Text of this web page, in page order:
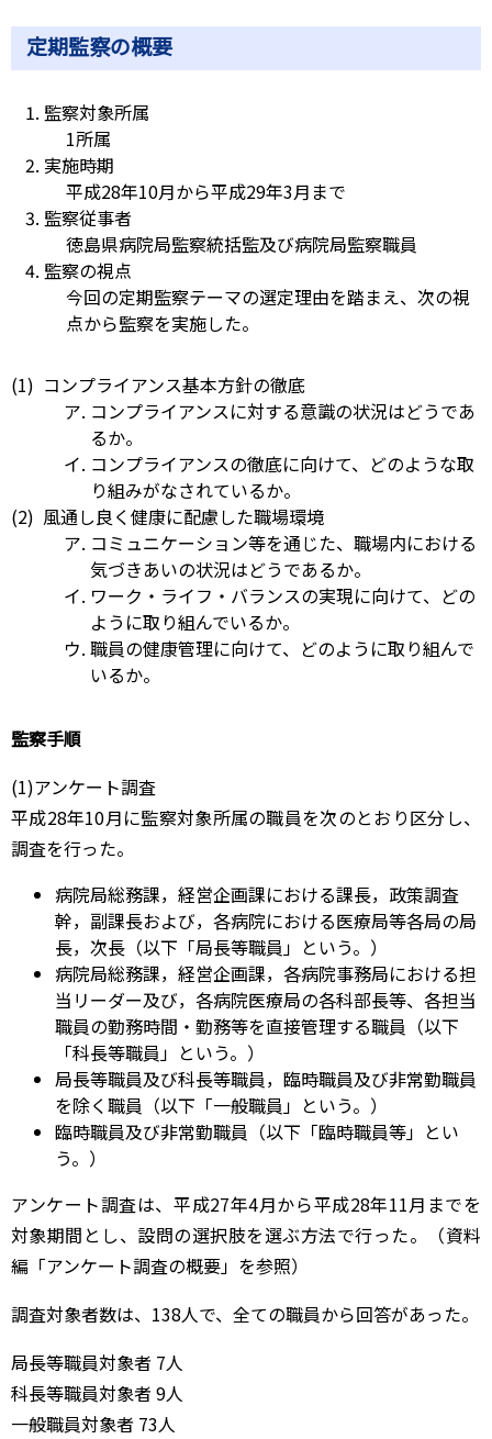
定期監察の概要
監察対象所属
1所属
実施時期
平成28年10月から平成29年3月まで
監察従事者
徳島県病院局監察統括監及び病院局監察職員
監察の視点
今回の定期監察テーマの選定理由を踏まえ、次の視
点から監察を実施した。
コンプライアンス基本方針の徹底
コンプライアンスに対する意識の状況はどうであ
るか。
コンプライアンスの徹底に向けて、どのような取
り組みがなされているか。
風通し良く健康に配慮した職場環境
コミュニケーション等を通じた、職場内における
気づきあいの状況はどうであるか。
ワーク・ライフ・バランスの実現に向けて、どの
ように取り組んでいるか。
職員の健康管理に向けて、どのように取り組んで
いるか。
監察手順
(1)アンケート調査
平成28年10月に監察対象所属の職員を次のとおり区分し、
調査を行った。
病院局総務課，経営企画課における課長，政策調査
幹，副課長および，各病院における医療局等各局の局
長，次長（以下「局長等職員」という。）
病院局総務課，経営企画課，各病院事務局における担
当リーダー及び，各病院医療局の各科部長等、各担当
職員の勤務時間・勤務等を直接管理する職員（以下
「科長等職員」という。）
局長等職員及び科長等職員，臨時職員及び非常勤職員
を除く職員（以下「一般職員」という。）
臨時職員及び非常勤職員（以下「臨時職員等」とい
う。）
アンケート調査は、平成27年4月から平成28年11月までを
対象期間とし、設問の選択肢を選ぶ方法で行った。（資料
編「アンケート調査の概要」を参照）
調査対象者数は、138人で、全ての職員から回答があった。
局長等職員対象者 7人
科長等職員対象者 9人
一般職員対象者 73人